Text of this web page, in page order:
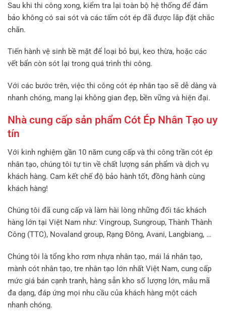
Sau khi thi công xong, kiểm tra lại toàn bộ hệ thống để đảm
bảo không có sai sót và các tấm cót ép đã được lắp đặt chắc
chắn.
Tiến hành vệ sinh bề mặt để loại bỏ bụi, keo thừa, hoặc các
vết bẩn còn sót lại trong quá trình thi công.
Với các bước trên, việc thi công cót ép nhân tạo sẽ dễ dàng và
nhanh chóng, mang lại không gian đẹp, bền vững và hiện đại.
Nhà cung cấp sản phẩm Cót Ép Nhân Tạo uy
tín
Với kinh nghiệm gần 10 năm cung cấp và thi công trần cót ép
nhân tạo, chúng tôi tự tin về chất lượng sản phẩm và dịch vụ
khách hàng. Cam kết chế độ bảo hành tốt, đồng hành cùng
khách hàng!
Chúng tôi đã cung cấp và làm hài lòng những đối tác khách
hàng lớn tại Việt Nam như: Vingroup, Sungroup, Thành Thành
Công (TTC), Novaland group, Rạng Đông, Avani, Langbiang, …
Chúng tôi là tổng kho rơm nhựa nhân tạo, mái lá nhân tạo,
mành cót nhân tạo, tre nhân tạo lớn nhất Việt Nam, cung cấp
mức giá bán cạnh tranh, hàng sẵn kho số lượng lớn, mẫu mã
đa dạng, đáp ứng mọi nhu cầu của khách hàng một cách
nhanh chóng.